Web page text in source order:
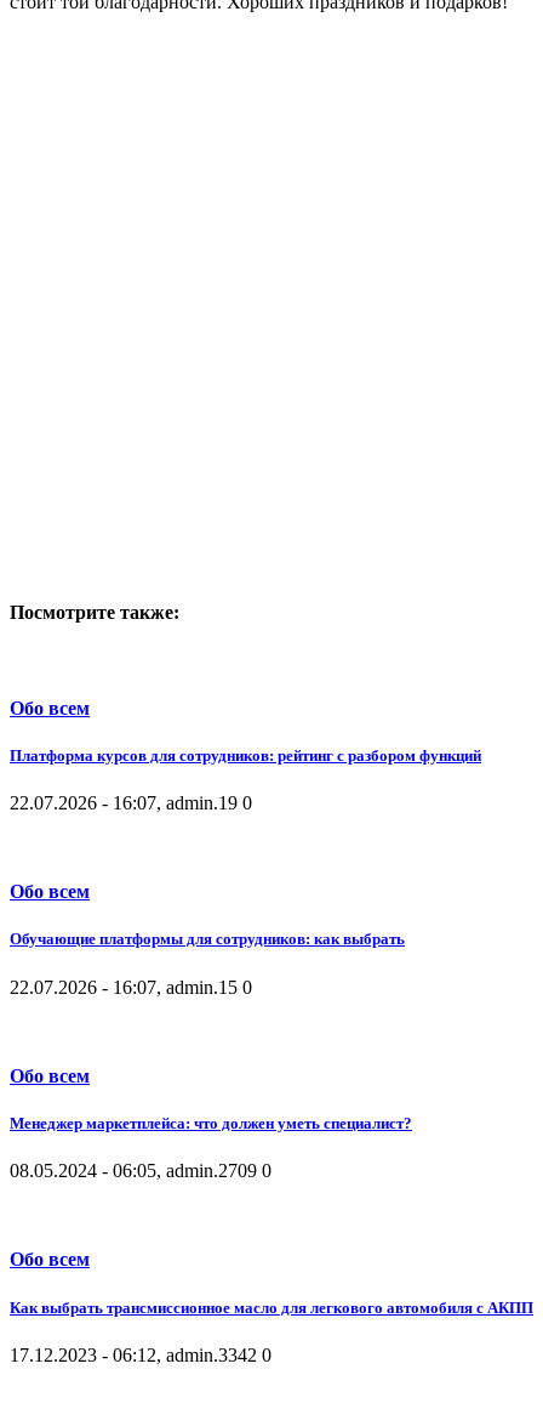
Посмотрите также:
Обо всем
Платформа курсов для сотрудников: рейтинг с разбором функций
22.07.2026 - 16:07, admin.19 0
Обо всем
Обучающие платформы для сотрудников: как выбрать
22.07.2026 - 16:07, admin.15 0
Обо всем
Менеджер маркетплейса: что должен уметь специалист?
08.05.2024 - 06:05, admin.2709 0
Обо всем
Как выбрать трансмиссионное масло для легкового автомобиля с АКПП
17.12.2023 - 06:12, admin.3342 0